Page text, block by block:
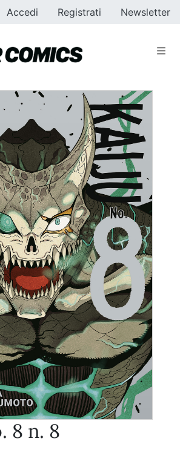
Accedi Registrati Newsletter
8 n. 8